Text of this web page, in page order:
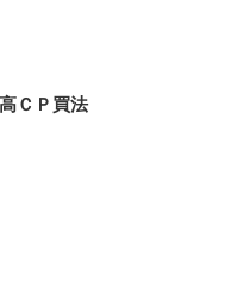
ＣＰ買法